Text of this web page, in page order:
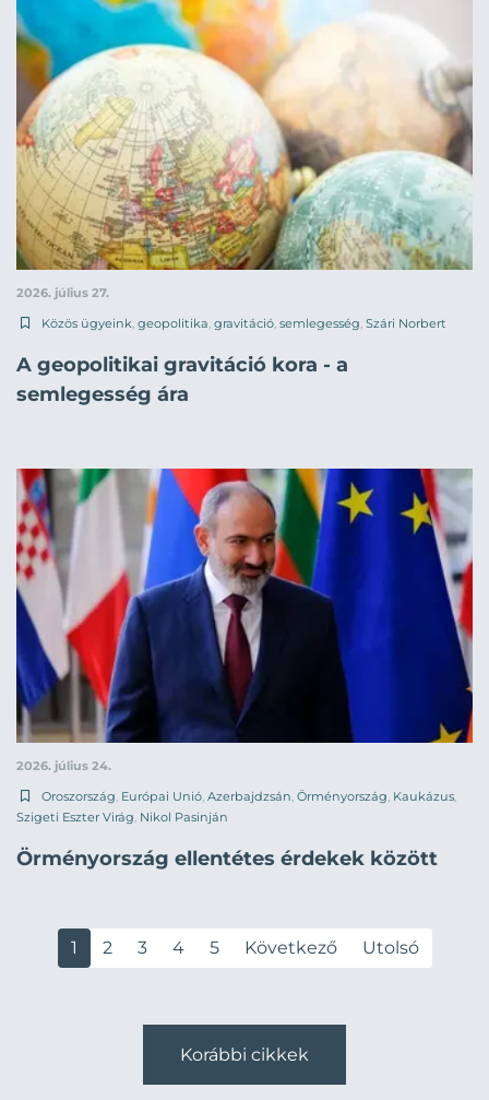
2026. július 27.
Közös ügyeink geopolitika gravitáció semlegesség Szári Norbert
A geopolitikai gravitáció kora - a
semlegesség ára
2026. július 24.
Oroszország, Európai Unió, Azerbajdzsán, Örményország, Kaukázus,
Szigeti Eszter Virág, Nikol Pasinján
Örményország ellentétes érdekek között
1 2 3 4 5 Következő Utolsó
Korábbi cikkek